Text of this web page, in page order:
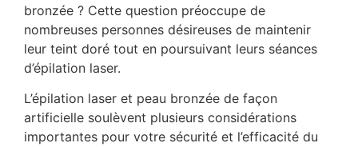
bronzée ? Cette question préoccupe de
nombreuses personnes désireuses de maintenir
leur teint doré tout en poursuivant leurs séances
d’épilation laser.
L’épilation laser et peau bronzée de façon
artificielle soulèvent plusieurs considérations
importantes pour votre sécurité et l’efficacité du